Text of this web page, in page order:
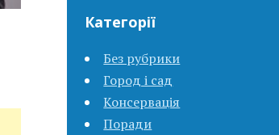
Категорії
Без рубрики
Город і сад
Консервація
Поради